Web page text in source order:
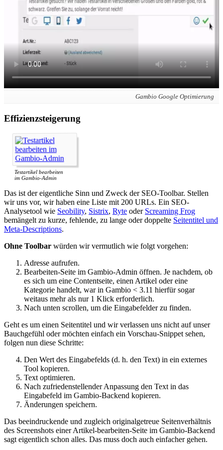
Gambio Google Optimierung
Effizienzsteigerung
Testartikel bearbeiten
im Gambio-Admin
Das ist der eigentliche Sinn und Zweck der SEO-Toolbar. Stellen
wir uns vor, wir haben eine Liste mit 200 URLs. Ein SEO-
Analysetool wie Seobility, Sistrix, Ryte oder Screaming Frog
bemängelt zu kurze, fehlende, zu lange oder doppelte Seitentitel und
Meta-Descriptions.
Ohne Toolbar würden wir vermutlich wie folgt vorgehen:
Adresse aufrufen.
Bearbeiten-Seite im Gambio-Admin öffnen. Je nachdem, ob
es sich um eine Contentseite, einen Artikel oder eine
Kategorie handelt, war in Gambio < 3.11 hierfür sogar
weitaus mehr als nur 1 Klick erforderlich.
Nach unten scrollen, um die Eingabefelder zu finden.
Geht es um einen Seitentitel und wir verlassen uns nicht auf unser
Bauchgefühl oder möchten einfach ein Vorschau-Snippet sehen,
folgen nun diese Schritte:
Den Wert des Eingabefelds (d. h. den Text) in ein externes
Tool kopieren.
Text optimieren.
Nach zufriedenstellender Anpassung den Text in das
Eingabefeld im Gambio-Backend kopieren.
Änderungen speichern.
Das beeindruckende und zugleich originalgetreue Seitenverhältnis
des Screenshots einer Artikel-bearbeiten-Seite im Gambio-Backend
sagt eigentlich schon alles. Das muss doch auch einfacher gehen.